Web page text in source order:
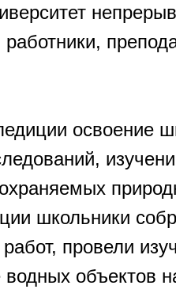
работники,
освоение
школьники
провели
объектов